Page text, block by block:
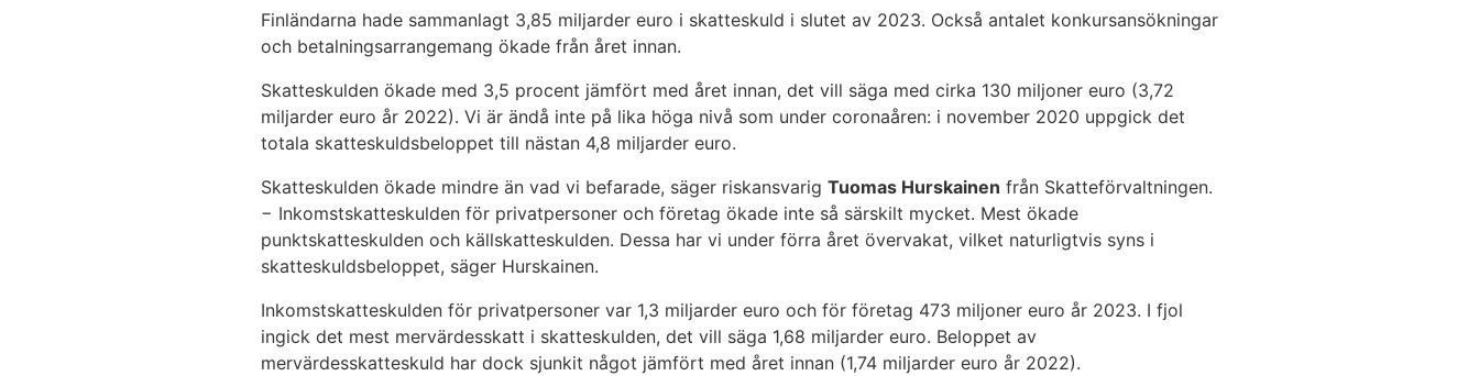
Finländarna hade sammanlagt 3,85 miljarder euro i skatteskuld i slutet av 2023. Också antalet konkursansökningar
och betalningsarrangemang ökade från året innan.
Skatteskulden ökade med 3,5 procent jämfört med året innan, det vill säga med cirka 130 miljoner euro (3,72
miljarder euro år 2022). Vi är ändå inte på lika höga nivå som under coronaåren: i november 2020 uppgick det
totala skatteskuldsbeloppet till nästan 4,8 miljarder euro.
Skatteskulden ökade mindre än vad vi befarade, säger riskansvarig Tuomas Hurskainen från Skatteförvaltningen.
− Inkomstskatteskulden för privatpersoner och företag ökade inte så särskilt mycket. Mest ökade
punktskatteskulden och källskatteskulden. Dessa har vi under förra året övervakat, vilket naturligtvis syns i
skatteskuldsbeloppet, säger Hurskainen.
Inkomstskatteskulden för privatpersoner var 1,3 miljarder euro och för företag 473 miljoner euro år 2023. I fjol
ingick det mest mervärdesskatt i skatteskulden, det vill säga 1,68 miljarder euro. Beloppet av
mervärdesskatteskuld har dock sjunkit något jämfört med året innan (1,74 miljarder euro år 2022).